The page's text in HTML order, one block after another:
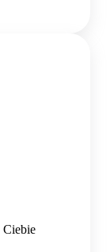
Ciebie